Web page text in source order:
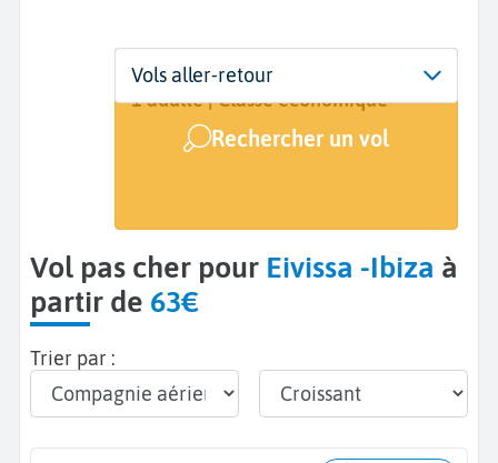
Départ
De...
Dates
Dates de votre voyage
Voyageurs | Classe
1 adulte | Classe économique
Rechercher un vol
Vols aller-retour
Vol pas cher pour Eivissa -Ibiza à
partir de 63€
Trier par :